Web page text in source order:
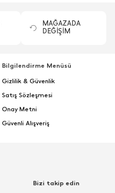
MAĞAZADA
DEĞİŞİM
Bilgilendirme Menüsü
Gizlilik & Güvenlik
Satış Sözleşmesi
Onay Metni
Güvenli Alışveriş
Bizi takip edin